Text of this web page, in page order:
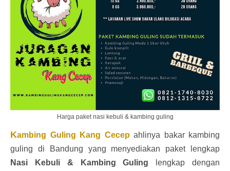
Harga paket nasi kebuli & kambing guling
Kambing Guling Kang Cecepahlinya bakar kambing
guling di Bandung yang menyediakan paket lengkap
Nasi Kebuli & Kambing Guling lengkap dengan